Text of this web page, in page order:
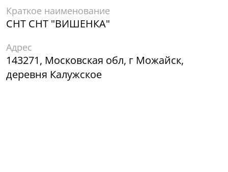
Краткое наименование
СНТ СНТ "ВИШЕНКА"
Адрес
143271, Московская обл, г Можайск,
деревня Калужское